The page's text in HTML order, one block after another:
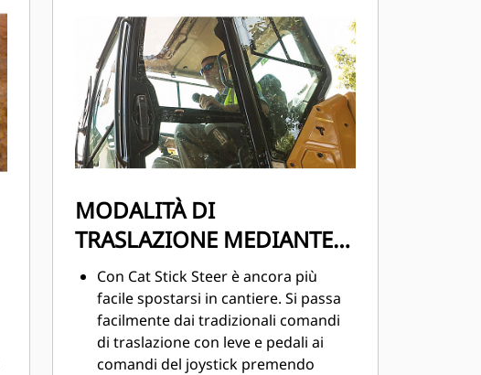
MODALITÀ DI
TRASLAZIONE MEDIANTE
STERZO AVAMBRACCIO
Con Cat Stick Steer è ancora più
facile spostarsi in cantiere. Si passa
facilmente dai tradizionali comandi
di traslazione con leve e pedali ai
comandi del joystick premendo